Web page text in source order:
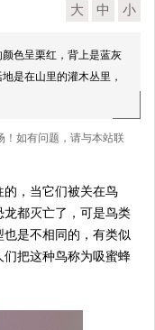
大 中 小
色呈栗红，背上是蓝灰
是在山里的灌木丛里，
！如有问题，请与本站联
的，当它们被关在鸟
都灭亡了，可是鸟类
是不相同的，有类似
把这种鸟称为吸蜜蜂